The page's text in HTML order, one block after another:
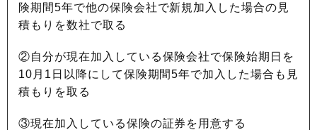
険期間5年で他の保険会社で新規加入した場合の見
積もりを数社で取る
②自分が現在加入している保険会社で保険始期日を
10月1日以降にして保険期間5年で加入した場合も見
積もりを取る
③現在加入している保険の証券を用意する